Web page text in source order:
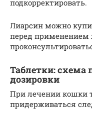
подкорректировать.
Лиарсин можно
перед применением
Таблетки: схема
дозировки
При лечении кошки
придерживаться